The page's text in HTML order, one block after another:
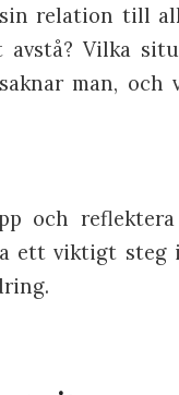
relation till
Vilka
man, och
och
ett viktigt steg